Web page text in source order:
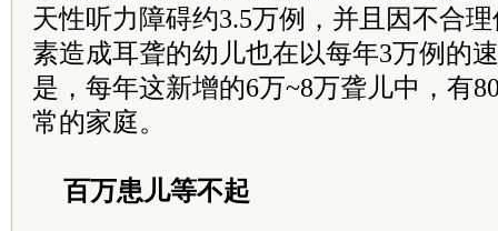
天性听力障碍约3.5万例，并且因不合
素造成耳聋的幼儿也在以每年3万例的
是，每年这新增的6万~8万聋儿中，有
常的家庭。
百万患儿等不起